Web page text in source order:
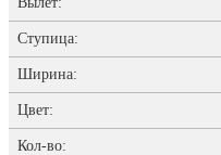
Ступица:
Ширина:
Цвет:
Кол-во: